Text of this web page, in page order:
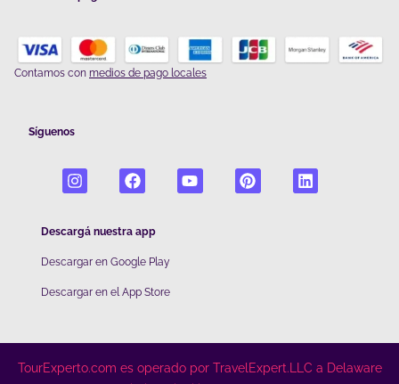
Contamos con medios de pago locales
Síguenos
Descargá nuestra app
Descargar en Google Play
Descargar en el App Store
TourExperto.com es operado por TravelExpert.LLC a Delaware